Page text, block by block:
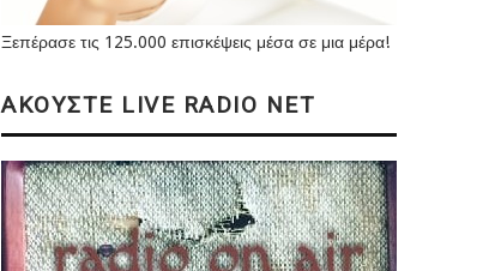
Ξεπέρασε τις 125.000 επισκέψεις μέσα σε μια μέρα!
ΑΚΟΥΣΤΕ LIVE RADIO NET